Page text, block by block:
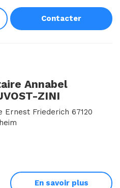
Contacter
Annabel
ZINI
Ernest Friederich 67120
En savoir plus